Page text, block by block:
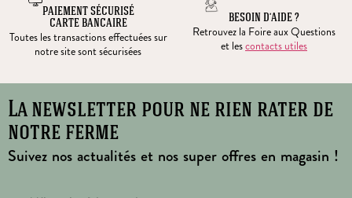
PAIEMENT SÉCURISÉ
CARTE BANCAIRE
Toutes les transactions effectuées sur
notre site sont sécurisées
BESOIN D’AIDE ?
Retrouvez la Foire aux Questions
et lescontacts utiles
La newsletter pour ne rien rater de
notre ferme
Suivez nos actualités et nos super offres en magasin !